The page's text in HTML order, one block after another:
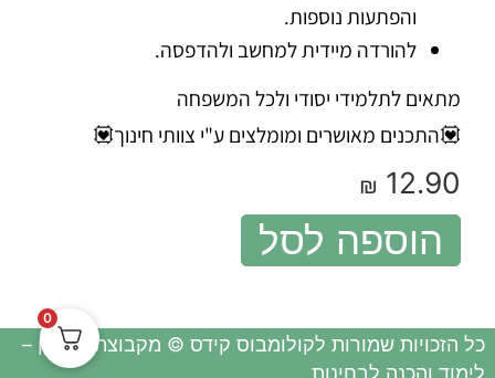
והפתעות נוספות.
להורדה מיידית למחשב ולהדפסה.
מתאים לתלמידי יסודי ולכל המשפחה
💟התכנים מאושרים ומומלצים ע"י צוותי חינוך💟
₪ 12.90
הוספה לסל
כל הזכויות שמורות לקולומבוס קידס © מקבוצת מיחונן –
0